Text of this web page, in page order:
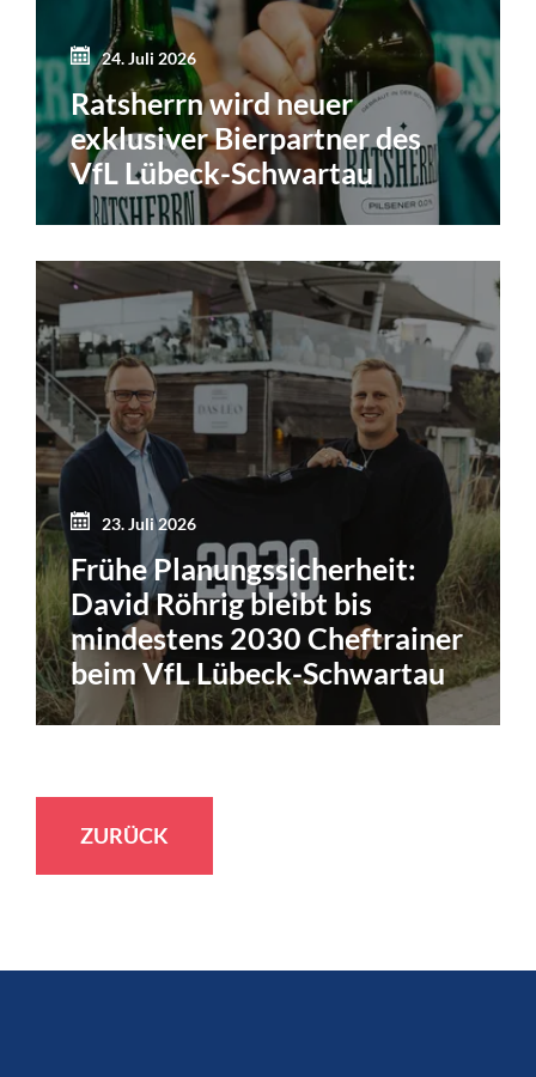
24. Juli 2026
Ratsherrn wird neuer
exklusiver Bierpartner des
VfL Lübeck-Schwartau
23. Juli 2026
Frühe Planungssicherheit:
David Röhrig bleibt bis
mindestens 2030 Cheftrainer
beim VfL Lübeck-Schwartau
ZURÜCK